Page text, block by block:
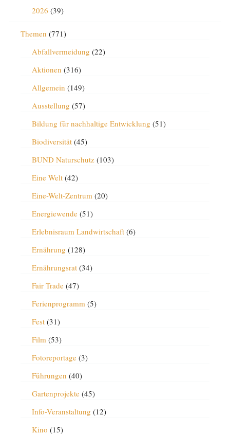
2026 (39)
Themen (771)
Abfallvermeidung (22)
Aktionen (316)
Allgemein (149)
Ausstellung (57)
Bildung für nachhaltige Entwicklung (51)
Biodiversität(45)
BUND Naturschutz(103)
Eine Welt(42)
Eine-Welt-Zentrum (20)
Energiewende(51)
Erlebnisraum Landwirtschaft(6)
Ernährung (128)
Ernährungsrat(34)
Fair Trade(47)
Ferienprogramm (5)
Fest(31)
Film (53)
Fotoreportage(3)
Führungen (40)
Gartenprojekte(45)
Info-Veranstaltung (12)
Kino (15)